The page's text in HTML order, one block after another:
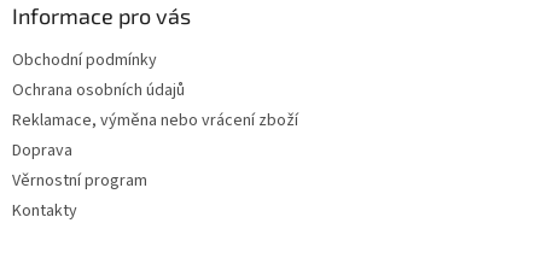
Informace pro vás
Obchodní podmínky
Ochrana osobních údajů
Reklamace, výměna nebo vrácení zboží
Doprava
Věrnostní program
Kontakty